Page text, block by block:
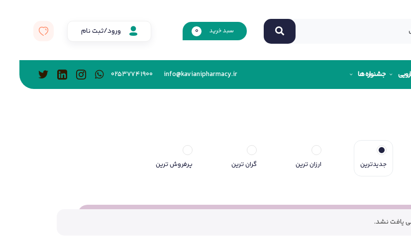
سبد خرید 0 ورود/ثبت نام
جشنواره ها info@kavianipharmacy.ir
02537741900
جدیدترین ارزان ترین گران ترین پرفروش ترین
یافت نشد.